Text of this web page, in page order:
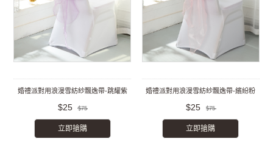
婚禮派對用浪漫雪紡紗飄逸帶-跳耀紫
$25 $75
立即搶購
婚禮派對用浪漫雪紡紗飄逸帶-繽紛粉
$25 $75
立即搶購